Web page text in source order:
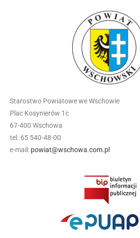
Starostwo Powiatowe we Wschowie
Plac Kosynierów 1c
67-400 Wschowa
tel. 65 540-48-00
e-mail: powiat@wschowa.com.pl